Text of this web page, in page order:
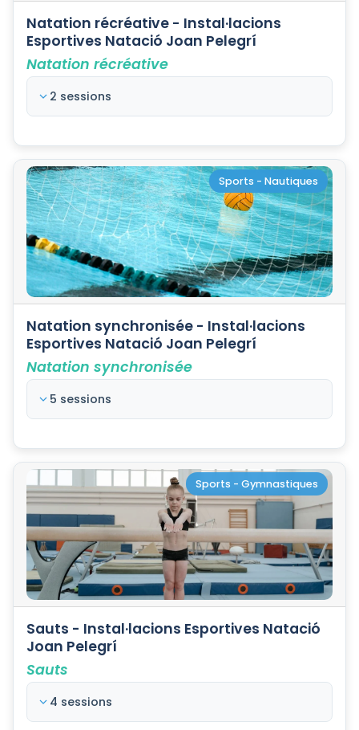
Natation récréative - Instal·lacions
Esportives Natació Joan Pelegrí
Natation récréative
2 sessions
Sports - Nautiques
Natation synchronisée - Instal·lacions
Esportives Natació Joan Pelegrí
Natation synchronisée
5 sessions
Sports - Gymnastiques
Sauts - Instal·lacions Esportives Natació
Joan Pelegrí
Sauts
4 sessions